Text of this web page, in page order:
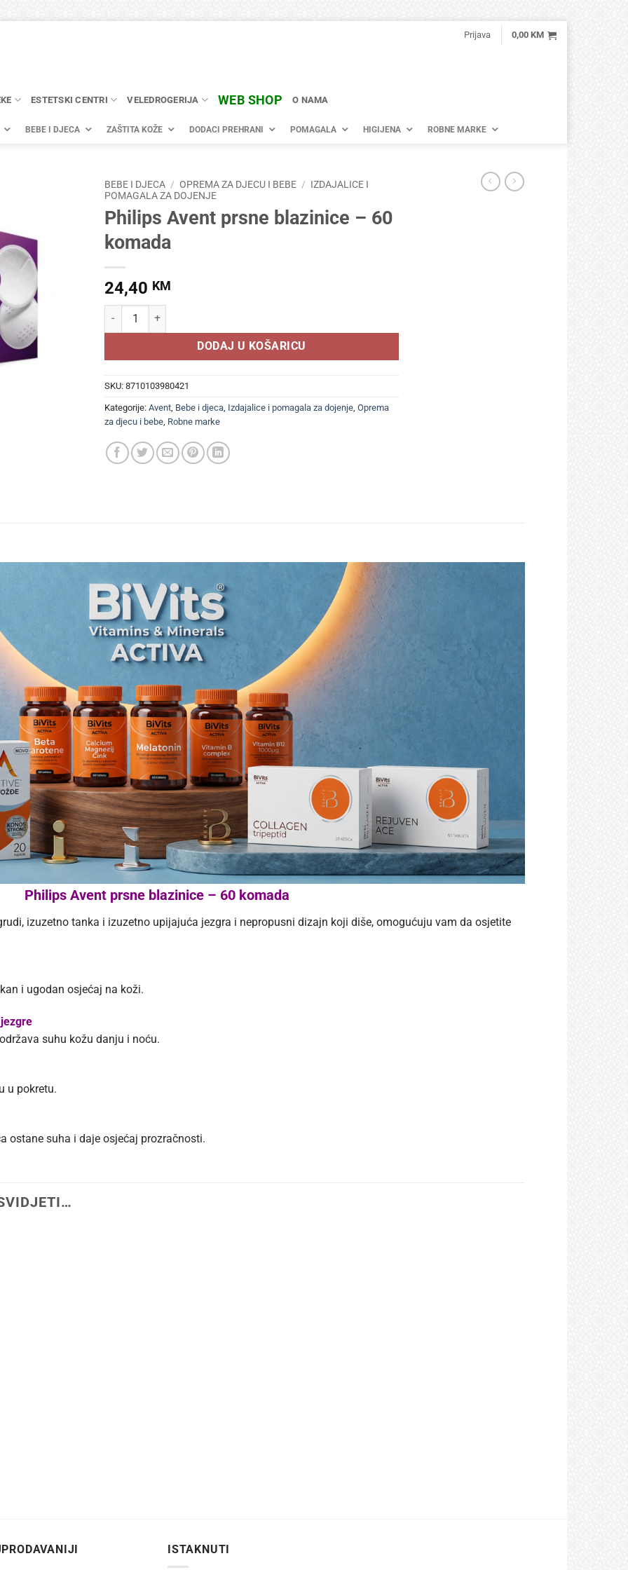
Prijava 0,00 KM
ESTETSKI CENTRI VELEDROGERIJA WEB SHOP O NAMA
BEBE I DJECA ZAŠTITA KOŽE DODACI PREHRANI POMAGALA HIGIJENA ROBNE MARKE
BEBE I DJECA / OPREMA ZA DJECU I BEBE / IZDAJALICE I
POMAGALA ZA DOJENJE
Philips Avent prsne blazinice – 60
komada
24,40 KM
Philips Avent prsne blazinice - 60 komada količina
DODAJ U KOŠARICU
SKU: 8710103980421
Kategorije: Avent Bebe i djeca Izdajalice i pomagala za dojenje Oprema
za djecu i bebe Robne marke
Philips Avent prsne blazinice – 60 komada
izuzetno tanka i izuzetno upijajuća jezgra i nepropusni dizajn koji diše, omogućuju vam da osjetite
i ugodan osjećaj na koži.
suhu kožu danju i noću.
u pokretu.
ostane suha i daje osjećaj prozračnosti.
ISTAKNUTI